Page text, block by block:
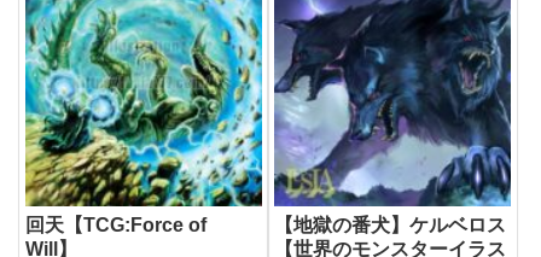
回天【TCG:Force of
Will】
【地獄の番犬】ケルベロス
【世界のモンスターイラス